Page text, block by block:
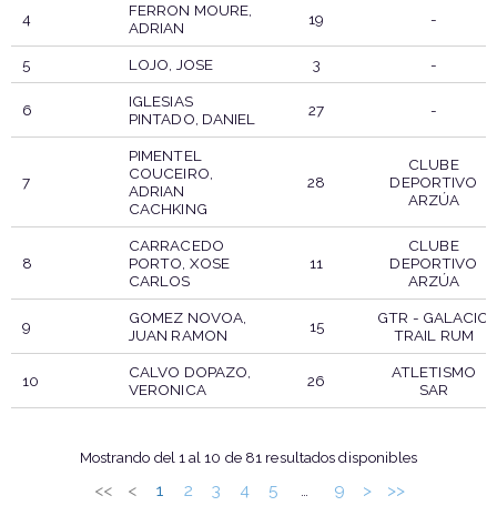
4
FERRON MOURE,
ADRIAN
19 -
5 LOJO, JOSE 3 -
6
IGLESIAS
PINTADO, DANIEL
27 -
7
PIMENTEL
COUCEIRO,
ADRIAN
CACHKING
28
CLUBE
DEPORTIVO
ARZÚA
8
CARRACEDO
PORTO, XOSE
CARLOS
11
CLUBE
DEPORTIVO
ARZÚA
9
GOMEZ NOVOA,
JUAN RAMON
15
GTR - GALACIO
TRAIL RUM
10
CALVO DOPAZO,
VERONICA
26
ATLETISMO
SAR
Mostrando del 1 al 10 de 81 resultados disponibles
<< < 1 2 3 4 5 9 > >>